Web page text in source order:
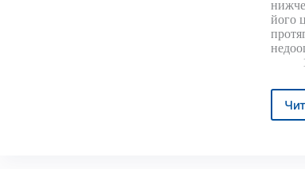
нижче
його